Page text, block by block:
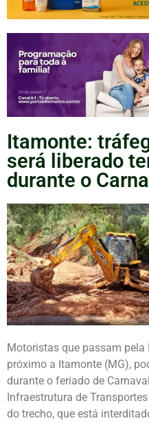
Itamonte:
será liberado
durante o
Motoristas que passam pela
próximo a Itamonte (MG),
durante o feriado de
Infraestrutura de
do trecho, que está